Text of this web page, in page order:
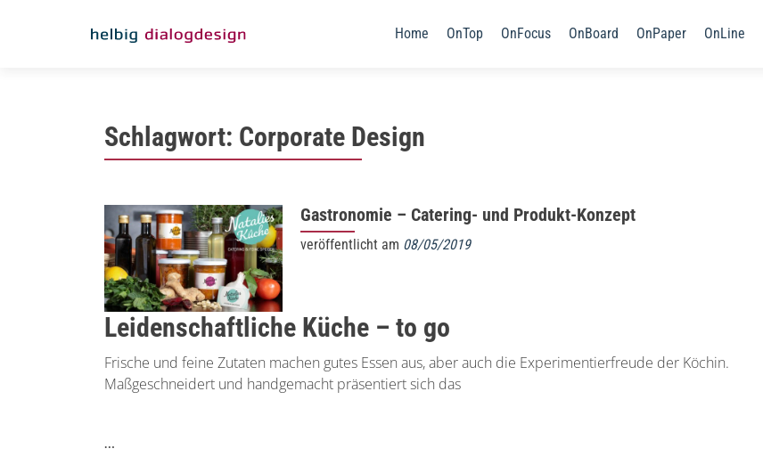
Home OnTop OnFocus OnBoard OnPaper OnLine
Schlagwort: Corporate Design
Gastronomie – Catering- und Produkt-Konzept
veröffentlicht am 08/05/2019
Leidenschaftliche Küche – to go
Frische und feine Zutaten machen gutes Essen aus, aber auch die Experimentierfreude der Köchin.
Maßgeschneidert und handgemacht präsentiert sich das
…